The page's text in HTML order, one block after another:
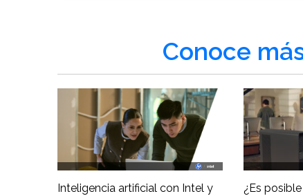
Conoce
Inteligencia artificial con Intel y
¿Es